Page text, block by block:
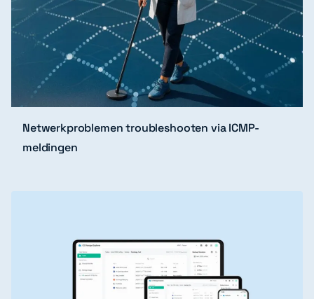
Netwerkproblemen troubleshooten via ICMP-
meldingen